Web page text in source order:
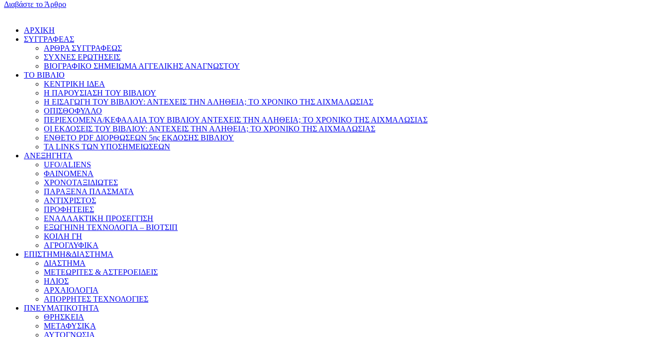
Διαβάστε το Άρθρο
AΡΧΙΚΗ
ΣΥΓΓΡΑΦΕΑΣ
ΑΡΘΡΑ ΣΥΓΓΡΑΦΕΩΣ
ΣΥΧΝΕΣ ΕΡΩΤΗΣΕΙΣ
ΒΙΟΓΡΑΦΙΚΟ ΣΗΜΕΙΩΜΑ ΑΓΓΕΛΙΚΗΣ ΑΝΑΓΝΩΣΤΟΥ
ΤΟ ΒΙΒΛΙΟ
ΚΕΝΤΡΙΚΗ ΙΔΕΑ
Η ΠΑΡΟΥΣΙΑΣΗ ΤΟΥ ΒΙΒΛΙΟΥ
Η ΕΙΣΑΓΩΓΗ ΤΟΥ ΒΙΒΛΙΟΥ: ΑΝΤΕΧΕΙΣ ΤΗΝ ΑΛΗΘΕΙΑ; ΤΟ ΧΡΟΝΙΚΟ ΤΗΣ ΑΙΧΜΑΛΩΣΙΑΣ
ΟΠΙΣΘΟΦΥΛΛΟ
ΠΕΡΙΕΧΟΜΕΝΑ/ΚΕΦΑΛΑΙΑ ΤΟΥ ΒΙΒΛΙΟΥ ΑΝΤΕΧΕΙΣ ΤΗΝ ΑΛΗΘΕΙΑ; ΤΟ ΧΡΟΝΙΚΟ ΤΗΣ ΑΙΧΜΑΛΩΣΙΑΣ
ΟΙ ΕΚΔΟΣΕΙΣ ΤΟΥ ΒΙΒΛΙΟΥ: ΑΝΤΕΧΕΙΣ ΤΗΝ ΑΛΗΘΕΙΑ; ΤΟ ΧΡΟΝΙΚΟ ΤΗΣ ΑΙΧΜΑΛΩΣΙΑΣ
ΕΝΘΕΤΟ PDF ΔΙΟΡΘΩΣΕΩΝ 5ης ΕΚΔΟΣΗΣ ΒΙΒΛΙΟΥ
ΤΑ LINKS ΤΩΝ ΥΠΟΣΗΜΕΙΩΣΕΩΝ
ΑΝΕΞΗΓΗΤΑ
UFO/ALIENS
ΦΑΙΝΟΜΕΝΑ
ΧΡΟΝΟΤΑΞΙΔΙΩΤΕΣ
ΠΑΡΑΞΕΝΑ ΠΛΑΣΜΑΤΑ
ΑΝΤΙΧΡΙΣΤΟΣ
ΠΡΟΦΗΤΕΙΕΣ
ΕΝΑΛΛΑΚΤΙΚΗ ΠΡΟΣΕΓΓΙΣΗ
ΕΞΩΓΗΙΝΗ ΤΕΧΝΟΛΟΓΙΑ – ΒΙΟΤΣΙΠ
ΚΟΙΛΗ ΓΗ
ΑΓΡΟΓΛΥΦΙΚΑ
ΕΠΙΣΤΗΜΗ&ΔΙΑΣΤΗΜΑ
ΔΙΑΣΤΗΜΑ
ΜΕΤΕΩΡΙΤΕΣ & ΑΣΤΕΡΟΕΙΔΕΙΣ
ΗΛΙΟΣ
ΑΡΧΑΙΟΛΟΓΙΑ
ΑΠΟΡΡΗΤΕΣ ΤΕΧΝΟΛΟΓΙΕΣ
ΠΝΕΥΜΑΤΙΚΟΤΗΤΑ
ΘΡΗΣΚΕΙΑ
ΜΕΤΑΦΥΣΙΚΑ
ΑΥΤΟΓΝΩΣΙΑ